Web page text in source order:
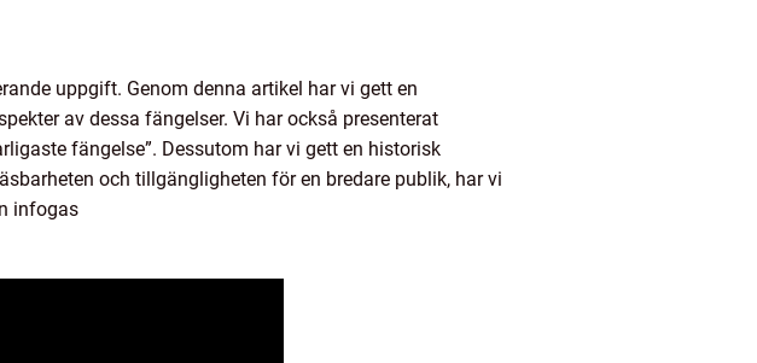
uppgift. Genom denna artikel har vi gett en
av dessa fängelser. Vi har också presenterat
fängelse”. Dessutom har vi gett en historisk
och tillgängligheten för en bredare publik, har vi
infogas